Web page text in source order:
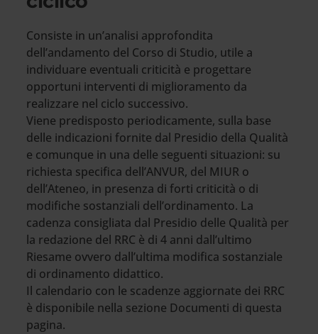
Consiste in un’analisi approfondita
dell’andamento del Corso di Studio, utile a
individuare eventuali criticità e progettare
opportuni interventi di miglioramento da
realizzare nel ciclo successivo.
Viene predisposto periodicamente, sulla base
delle indicazioni fornite dal Presidio della Qualità
e comunque in una delle seguenti situazioni: su
richiesta specifica dell’ANVUR, del MIUR o
dell’Ateneo, in presenza di forti criticità o di
modifiche sostanziali dell’ordinamento. La
cadenza consigliata dal Presidio delle Qualità per
la redazione del RRC è di 4 anni dall’ultimo
Riesame ovvero dall’ultima modifica sostanziale
di ordinamento didattico.
Il calendario con le scadenze aggiornate dei RRC
è disponibile nella sezione Documenti di questa
pagina.